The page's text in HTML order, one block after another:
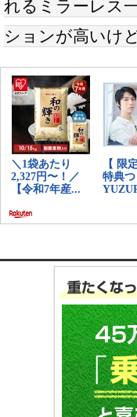
れるミラーレス
ションが高いけ